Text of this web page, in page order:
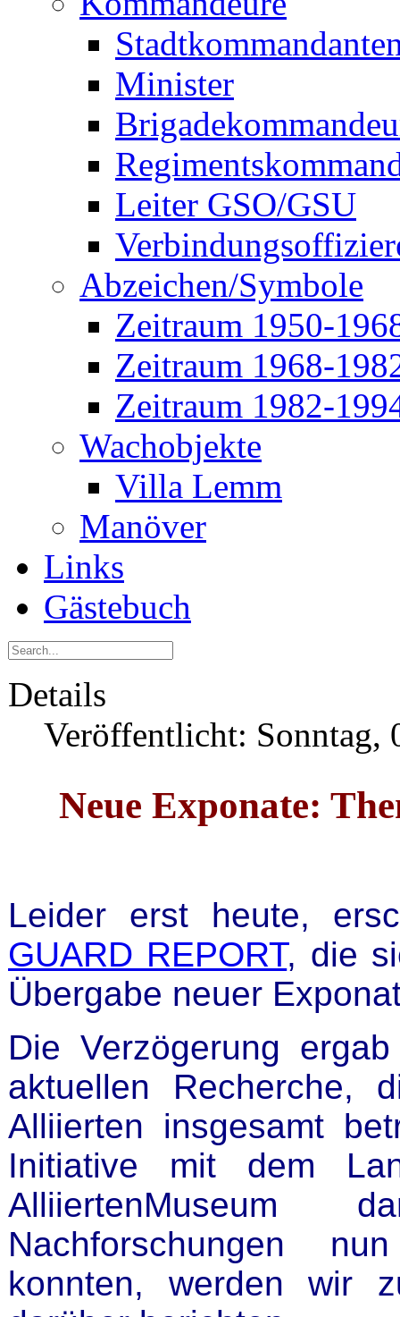
Minister
Leiter GSO/GSU
Abzeichen/Symbole
Zeitraum 1950-
Zeitraum 1968-
Zeitraum 1982-
Wachobjekte
Villa Lemm
Manöver
Links
Gästebuch
Details
Veröffentlicht: Sonntag,
Neue Exponate:
Leider erst heute,
GUARD REPORT, die
Übergabe neuer
Die Verzögerung
aktuellen Recherche,
Alliierten insgesamt
Initiative mit dem
Nachforschungen
konnten, werden wir